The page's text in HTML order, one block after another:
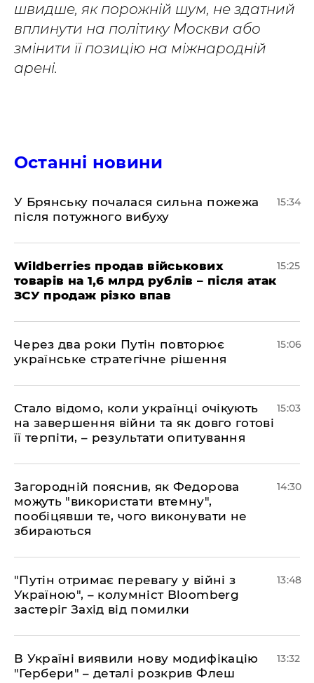
швидше, як порожній шум, не здатний
вплинути на політику Москви або
змінити її позицію на міжнародній
арені.
Останні новини
У Брянську почалася сильна пожежа
після потужного вибуху
15:34
Wildberries продав військових
товарів на 1,6 млрд рублів – після атак
ЗСУ продаж різко впав
15:25
Через два роки Путін повторює
українське стратегічне рішення
15:06
Стало відомо, коли українці очікують
на завершення війни та як довго готові
її терпіти, – результати опитування
15:03
Загородній пояснив, як Федорова
можуть "використати втемну",
пообіцявши те, чого виконувати не
збираються
14:30
"Путін отримає перевагу у війні з
Україною", – колумніст Bloomberg
застеріг Захід від помилки
13:48
В Україні виявили нову модифікацію
"Гербери" – деталі розкрив Флеш
13:32